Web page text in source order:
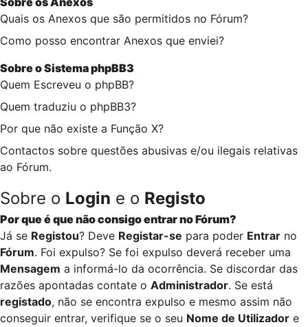
Quais os Anexos que são permitidos no Fórum?
Como posso encontrar Anexos que enviei?
Sobre oSistema phpBB3
Quem Escreveu o phpBB?
Quem traduziu o phpBB3?
Por que não existe a Função X?
Contactos sobre questões abusivas e/ou ilegais relativas
ao Fórum.
Sobre o Login e o Registo
Por que é que não consigo entrar no Fórum?
Já se Registou? Deve Registar-se para poder Entrar no
Fórum. Foi expulso? Se foi expulso deverá receber uma
Mensagem a informá-lo da ocorrência. Se discordar das
razões apontadas contate o Administrador. Se está
registado, não se encontra expulso e mesmo assim não
conseguir entrar, verifique se o seu Nome de Utilizador e